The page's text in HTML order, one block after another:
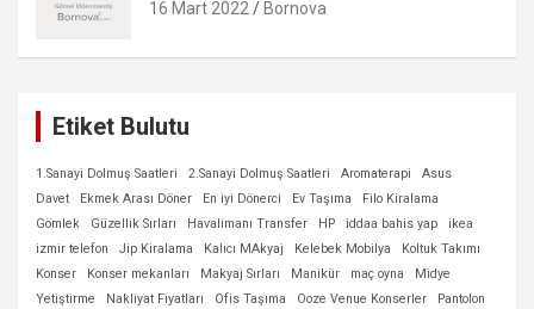
16 Mart 2022 Bornova
Etiket Bulutu
1.Sanayi Dolmuş Saatleri 2.Sanayi Dolmuş Saatleri Aromaterapi
Asus
Davet
Ekmek Arası Döner En iyi Dönerci Ev Taşıma
Filo Kiralama
Gömlek
Güzellik Sırları Havalimanı Transfer HP iddaa bahis yap
ikea
izmir telefon
Jip Kiralama Kalıcı MAkyaj Kelebek Mobilya
Koltuk Takımı
Konser
Konser mekanları Makyaj Sırları Manikür maç oyna
Midye
Yetiştirme
Nakliyat Fiyatları Ofis Taşıma Ooze Venue Konserler
Pantolon